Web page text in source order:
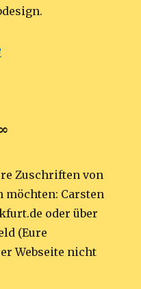
Zuschriften von
möchten: Carsten
oder über
(Eure
Webseite nicht